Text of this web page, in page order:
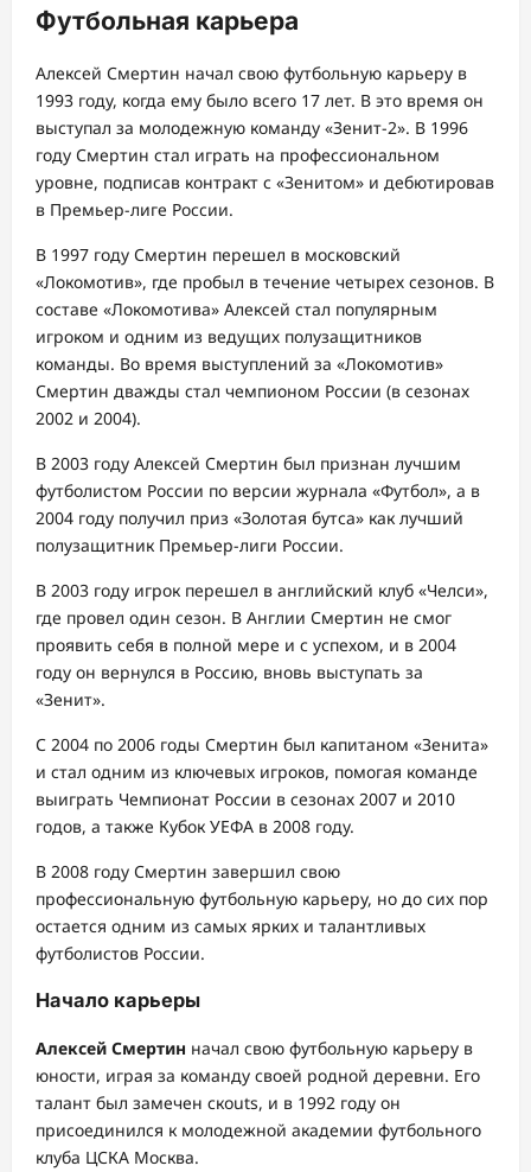
Футбольная карьера
Алексей Смертин начал свою футбольную карьеру в
1993 году, когда ему было всего 17 лет. В это время он
выступал за молодежную команду «Зенит-2». В 1996
году Смертин стал играть на профессиональном
уровне, подписав контракт с «Зенитом» и дебютировав
в Премьер-лиге России.
В 1997 году Смертин перешел в московский
«Локомотив», где пробыл в течение четырех сезонов. В
составе «Локомотива» Алексей стал популярным
игроком и одним из ведущих полузащитников
команды. Во время выступлений за «Локомотив»
Смертин дважды стал чемпионом России (в сезонах
2002 и 2004).
В 2003 году Алексей Смертин был признан лучшим
футболистом России по версии журнала «Футбол», а в
2004 году получил приз «Золотая бутса» как лучший
полузащитник Премьер-лиги России.
В 2003 году игрок перешел в английский клуб «Челси»,
где провел один сезон. В Англии Смертин не смог
проявить себя в полной мере и с успехом, и в 2004
году он вернулся в Россию, вновь выступать за
«Зенит».
С 2004 по 2006 годы Смертин был капитаном «Зенита»
и стал одним из ключевых игроков, помогая команде
выиграть Чемпионат России в сезонах 2007 и 2010
годов, а также Кубок УЕФА в 2008 году.
В 2008 году Смертин завершил свою
профессиональную футбольную карьеру, но до сих пор
остается одним из самых ярких и талантливых
футболистов России.
Начало карьеры
Алексей Смертин начал свою футбольную карьеру в
юности, играя за команду своей родной деревни. Его
талант был замечен скouts, и в 1992 году он
присоединился к молодежной академии футбольного
клуба ЦСКА Москва.